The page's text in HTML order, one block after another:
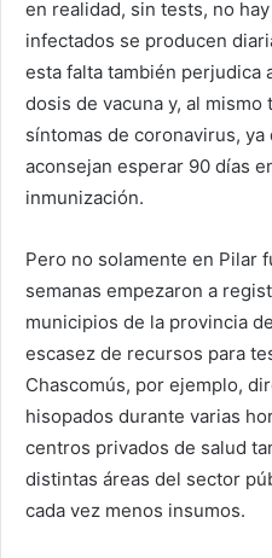
en realidad, sin tests, no
infectados se producen
esta falta también perjudica
dosis de vacuna y, al
síntomas de coronavirus,
aconsejan esperar 90 días
inmunización.
Pero no solamente en Pilar
semanas empezaron a
municipios de la provincia
escasez de recursos para
Chascomús, por ejemplo,
hisopados durante varias
centros privados de salud
distintas áreas del sector
cada vez menos insumos.